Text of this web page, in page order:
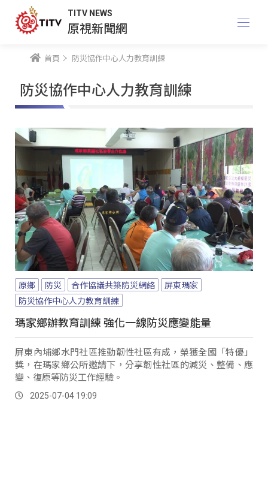
TITV NEWS
原視新聞網
首頁 防災協作中心人力教育訓練
防災協作中心人力教育訓練
原鄉 防災 合作協議共築防災網絡
屏東瑪家
防災協作中心人力教育訓練
瑪家鄉辦教育訓練 強化一線防災應變能量
屏東內埔鄉水門社區推動韌性社區有成，榮獲全國「特優」
獎，在瑪家鄉公所邀請下，分享韌性社區的減災、整備、應
變、復原等防災工作經驗。
2025-07-04 19:09